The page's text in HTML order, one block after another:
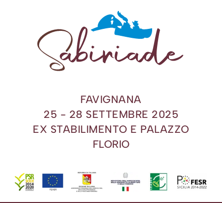
FAVIGNANA
25 - 28 SETTEMBRE 2025
EX STABILIMENTO E PALAZZO
FLORIO